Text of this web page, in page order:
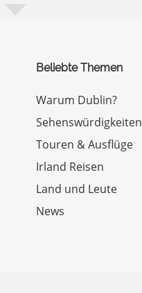
Beliebte Themen
Warum Dublin?
Sehenswürdigkeiten
Touren & Ausflüge
Irland Reisen
Land und Leute
News